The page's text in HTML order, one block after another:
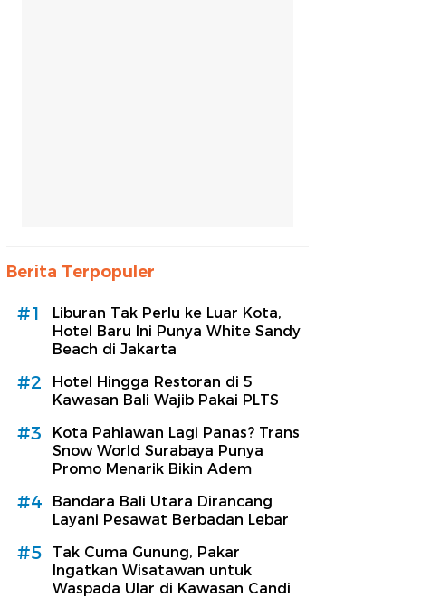
Berita Terpopuler
#1
Liburan Tak Perlu ke Luar Kota,
Hotel Baru Ini Punya White Sandy
Beach di Jakarta
#2
Hotel Hingga Restoran di 5
Kawasan Bali Wajib Pakai PLTS
#3
Kota Pahlawan Lagi Panas? Trans
Snow World Surabaya Punya
Promo Menarik Bikin Adem
#4
Bandara Bali Utara Dirancang
Layani Pesawat Berbadan Lebar
#5
Tak Cuma Gunung, Pakar
Ingatkan Wisatawan untuk
Waspada Ular di Kawasan Candi